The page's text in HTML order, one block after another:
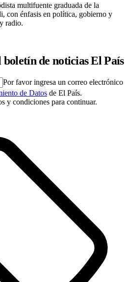
multifuente graduada de la
con énfasis en política, gobierno y
radio.
de noticias El País
Por favor ingresa un correo electrónico
de Datos de El País.
y condiciones para continuar.